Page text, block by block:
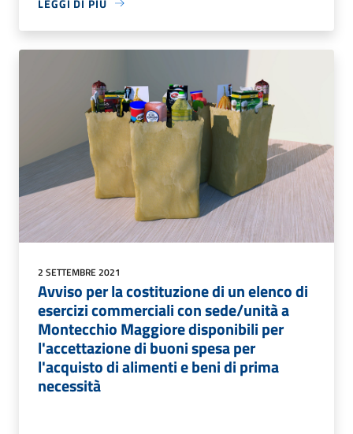
LEGGI DI PIÙ
2 SETTEMBRE 2021
Avviso per la costituzione di un elenco di
esercizi commerciali con sede/unità a
Montecchio Maggiore disponibili per
l'accettazione di buoni spesa per
l'acquisto di alimenti e beni di prima
necessità